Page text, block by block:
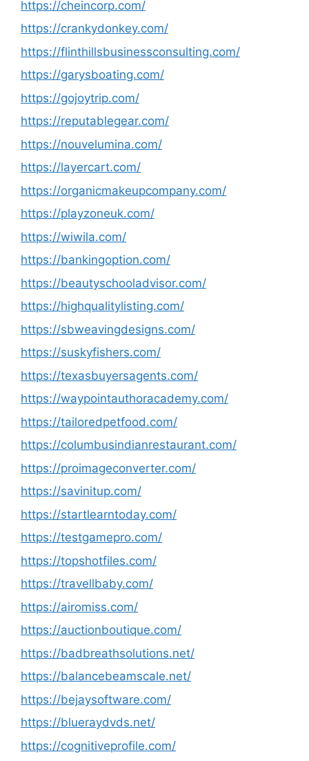
https://cheincorp.com/
https://crankydonkey.com/
https://flinthillsbusinessconsulting.com/
https://garysboating.com/
https://gojoytrip.com/
https://reputablegear.com/
https://nouvelumina.com/
https://layercart.com/
https://organicmakeupcompany.com/
https://playzoneuk.com/
https://wiwila.com/
https://bankingoption.com/
https://beautyschooladvisor.com/
https://highqualitylisting.com/
https://sbweavingdesigns.com/
https://suskyfishers.com/
https://texasbuyersagents.com/
https://waypointauthoracademy.com/
https://tailoredpetfood.com/
https://columbusindianrestaurant.com/
https://proimageconverter.com/
https://savinitup.com/
https://startlearntoday.com/
https://testgamepro.com/
https://topshotfiles.com/
https://travellbaby.com/
https://airomiss.com/
https://auctionboutique.com/
https://badbreathsolutions.net/
https://balancebeamscale.net/
https://bejaysoftware.com/
https://blueraydvds.net/
https://cognitiveprofile.com/